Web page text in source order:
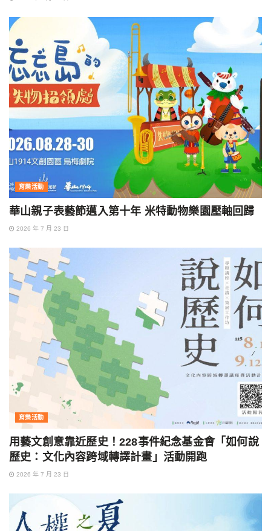
育樂活動
華山親子表藝節邁入第十年 米特動物樂園壓軸回歸
2026 年 7 月 23 日
育樂活動
用藝文創意靠近歷史！228事件紀念基金會「如何說
歷史：文化內容跨域轉譯計畫」活動開跑
2026 年 7 月 23 日